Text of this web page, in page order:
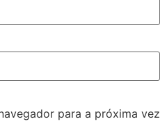
para a próxima vez